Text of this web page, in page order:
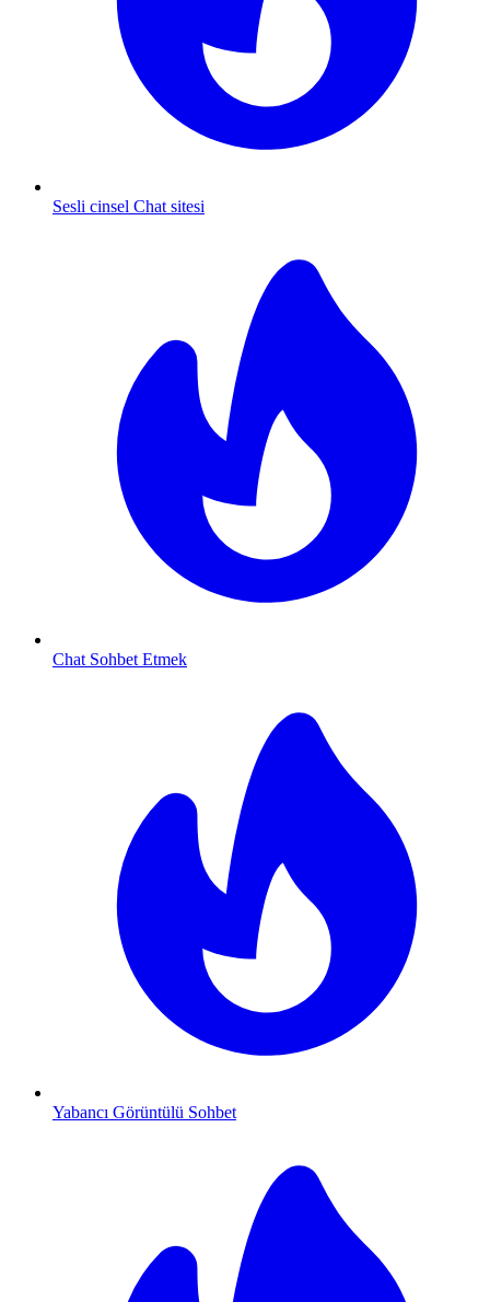
Sesli cinsel Chat sitesi
Chat Sohbet Etmek
Yabancı Görüntülü Sohbet